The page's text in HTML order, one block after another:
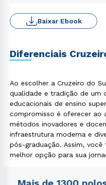
Baixar Ebook
Diferenciais
Ao escolher a Cruzeiro do
qualidade e tradição de um
educacionais de ensino
compromisso é oferecer ao
métodos inovadores e
infraestrutura moderna e
pós-graduação. Assim,
melhor opção para sua
Rápido e fácil
WhatsApp
Estou de acordo com a
autorizo que meus dados